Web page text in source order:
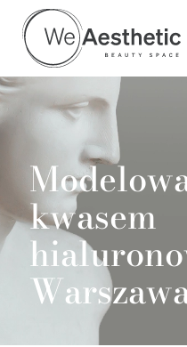
kwasem